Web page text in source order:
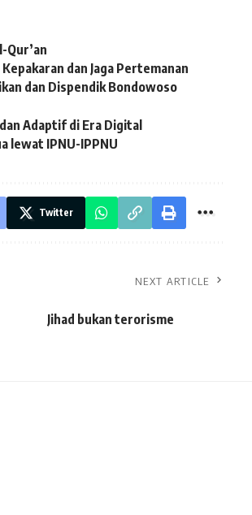
Qur’an
dan Jaga Pertemanan
dan Dispendik Bondowoso
Adaptif di Era Digital
lewat IPNU-IPPNU
Twitter
NEXT ARTICLE
Jihad bukan terorisme